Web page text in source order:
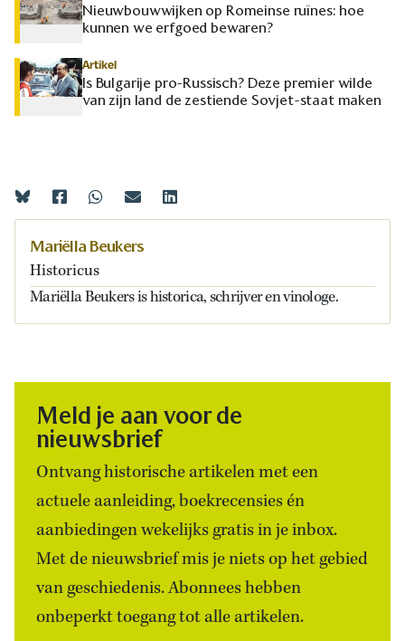
Nieuwbouwwijken op Romeinse ruïnes: hoe
kunnen we erfgoed bewaren?
Artikel
Is Bulgarije pro-Russisch? Deze premier wilde
van zijn land de zestiende Sovjet-staat maken
Mariëlla Beukers
Historicus
Mariëlla Beukers is historica, schrijver en vinologe.
Meld je aan voor de
nieuwsbrief
Ontvang historische artikelen met een
actuele aanleiding, boekrecensies én
aanbiedingen wekelijks gratis in je inbox.
Met de nieuwsbrief mis je niets op het gebied
van geschiedenis. Abonnees hebben
onbeperkt toegang tot alle artikelen.